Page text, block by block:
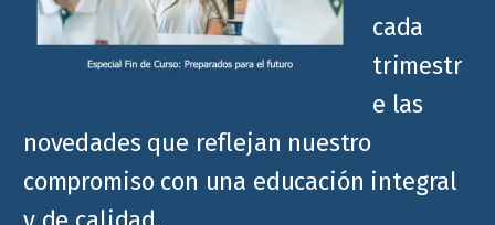
cada
trimestr
e las
novedades que reflejan nuestro
compromiso con una educación integral